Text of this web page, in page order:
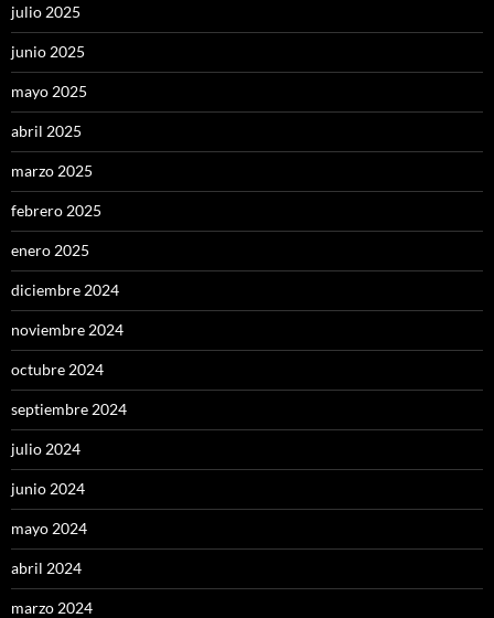
julio 2025
junio 2025
mayo 2025
abril 2025
marzo 2025
febrero 2025
enero 2025
diciembre 2024
noviembre 2024
octubre 2024
septiembre 2024
julio 2024
junio 2024
mayo 2024
abril 2024
marzo 2024